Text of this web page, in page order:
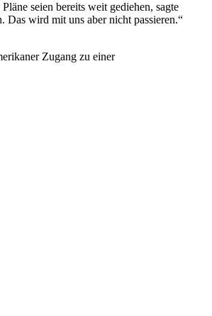
seien bereits weit gediehen, sagte
Das wird mit uns aber nicht passieren.“
Zugang zu einer